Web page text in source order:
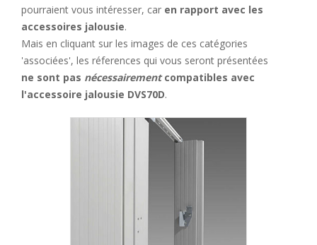
pourraient vous intéresser, car en rapport avec les
accessoires jalousie.
Mais en cliquant sur les images de ces catégories
'associées', les réferences qui vous seront présentées
ne sont pas nécessairementcompatibles avec
l'accessoire jalousie DVS70D.